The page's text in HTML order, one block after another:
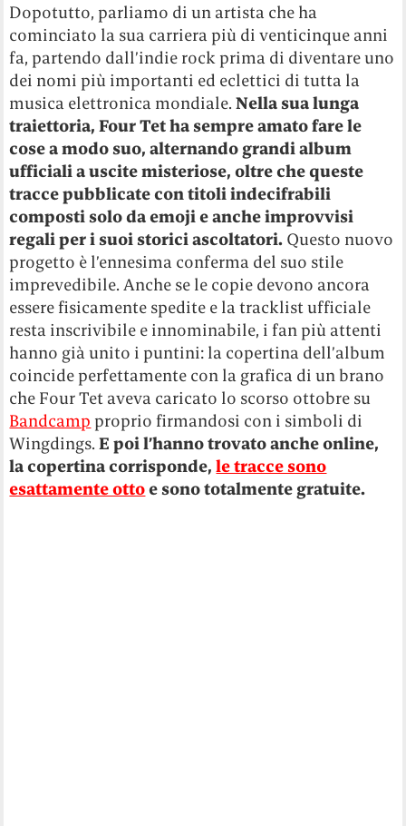
Dopotutto, parliamo di un artista che ha
cominciato la sua carriera più di venticinque anni
fa, partendo dall’indie rock prima di diventare uno
dei nomi più importanti ed eclettici di tutta la
musica elettronica mondiale.Nella sua lunga
traiettoria, Four Tet ha sempre amato fare le
cose a modo suo, alternando grandi album
ufficiali a uscite misteriose, oltre che queste
tracce pubblicate con titoli indecifrabili
composti solo da emoji e anche improvvisi
regali per i suoi storici ascoltatori. Questo nuovo
progetto è l’ennesima conferma del suo stile
imprevedibile.Anche se le copie devono ancora
essere fisicamente spedite e la tracklist ufficiale
resta inscrivibile e innominabile, i fan più attenti
hanno già unito i puntini: la copertina dell’album
coincide perfettamente con la grafica di un brano
che Four Tet aveva caricato lo scorso ottobre su
Bandcamp proprio firmandosi con i simboli di
Wingdings.E poi l’hanno trovato anche online,
la copertina corrisponde,le tracce sono
esattamente ottoe sono totalmente gratuite.